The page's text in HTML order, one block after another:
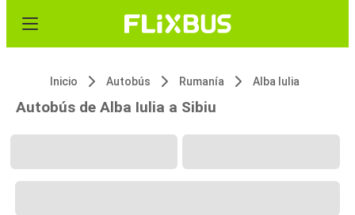
Inicio Autobús Rumanía Alba Iulia
Autobús de Alba Iulia a Sibiu